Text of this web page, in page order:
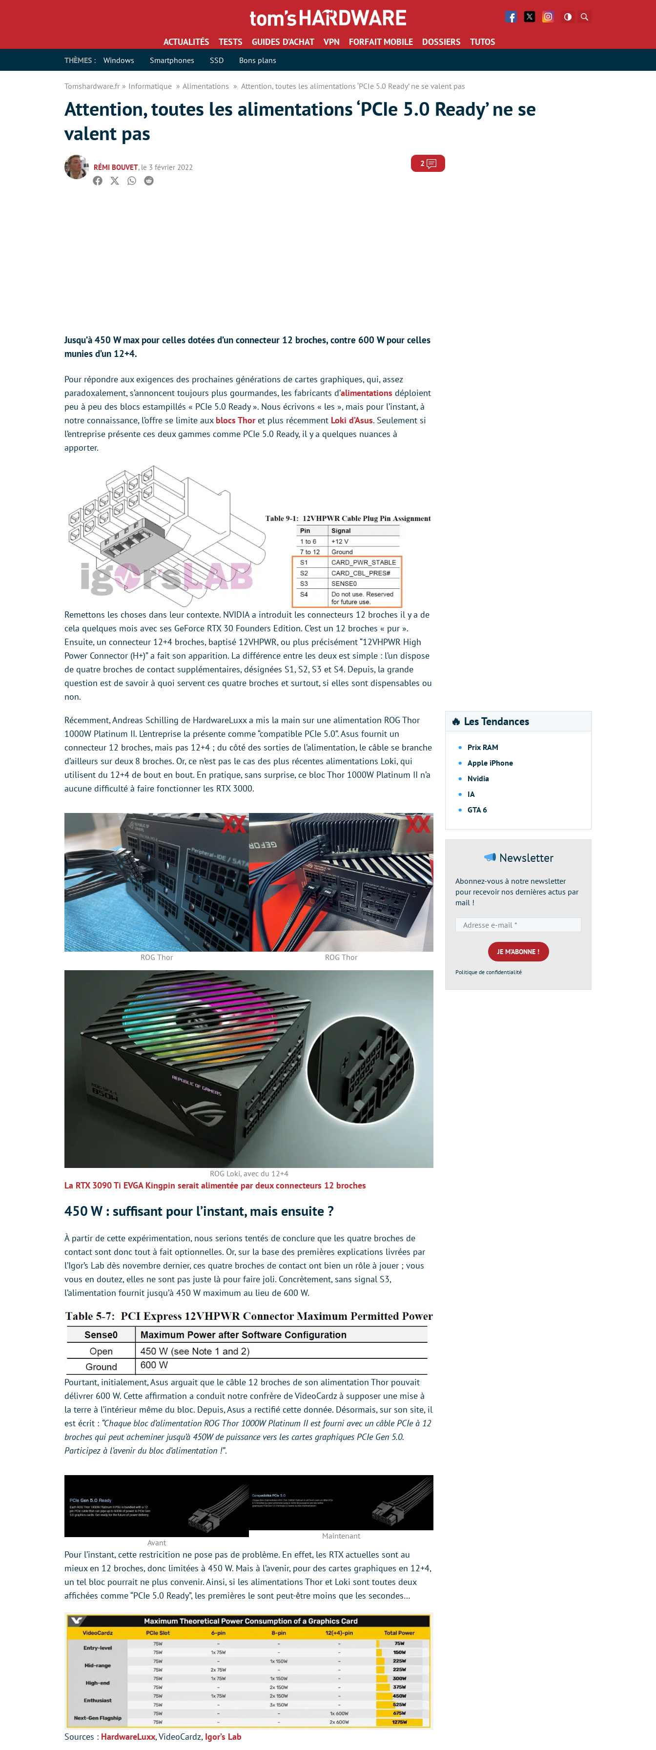
Facebook
Twitter Facebook
ACTUALITÉS TESTS GUIDES D’ACHAT VPN FORFAIT MOBILE DOSSIERS TUTOS
THÈMES : Windows Smartphones SSD Bons plans
Tomshardware.fr Informatique Alimentations Attention, toutes les alimentations ‘PCIe 5.0 Ready’ ne se valent pas
Attention, toutes les alimentations ‘PCIe 5.0 Ready’ ne se
valent pas
RÉMI BOUVET, le 3 février 2022 2 Commentaires
Facebook
TwitterWhatsapp
Reddit
Jusqu’à 450 W max pour celles dotées d’un connecteur 12 broches, contre 600 W pour celles
munies d’un 12+4.
Pour répondre aux exigences des prochaines générations de cartes graphiques, qui, assez
paradoxalement, s’annoncent toujours plus gourmandes, les fabricants d’alimentations déploient
peu à peu des blocs estampillés « PCIe 5.0 Ready ». Nous écrivons « les », mais pour l’instant, à
notre connaissance, l’offre se limite aux blocs Thoret plus récemment Loki d’Asus. Seulement si
l’entreprise présente ces deux gammes comme PCIe 5.0 Ready, il y a quelques nuances à
apporter.
Remettons les choses dans leur contexte. NVIDIA a introduit les connecteurs 12 broches il y a de
cela quelques mois avec ses GeForce RTX 30 Founders Edition. C’est un 12 broches « pur ».
Ensuite, un connecteur 12+4 broches, baptisé 12VHPWR, ou plus précisément “12VHPWR High
Power Connector (H+)” a fait son apparition. La différence entre les deux est simple : l’un dispose
de quatre broches de contact supplémentaires, désignées S1, S2, S3 et S4. Depuis, la grande
question est de savoir à quoi servent ces quatre broches et surtout, si elles sont dispensables ou
non.
Récemment, Andreas Schilling de HardwareLuxx a mis la main sur une alimentation ROG Thor
1000W Platinum II. L’entreprise la présente comme “compatible PCIe 5.0”. Asus fournit un
connecteur 12 broches, mais pas 12+4 ; du côté des sorties de l’alimentation, le câble se branche
d’ailleurs sur deux 8 broches. Or, ce n’est pas le cas des plus récentes alimentations Loki, qui
utilisent du 12+4 de bout en bout. En pratique, sans surprise, ce bloc Thor 1000W Platinum II n’a
aucune difficulté à faire fonctionner les RTX 3000.
ROG Thor ROG Thor
ROG Loki, avec du 12+4
La RTX 3090 Ti EVGA Kingpin serait alimentée par deux connecteurs 12 broches
450 W : suffisant pour l’instant, mais ensuite ?
À partir de cette expérimentation, nous serions tentés de conclure que les quatre broches de
contact sont donc tout à fait optionnelles. Or, sur la base des premières explications livrées par
l’Igor’s Lab dès novembre dernier, ces quatre broches de contact ont bien un rôle à jouer ; vous
vous en doutez, elles ne sont pas juste là pour faire joli. Concrètement, sans signal S3,
l’alimentation fournit jusqu’à 450 W maximum au lieu de 600 W.
Pourtant, initialement, Asus arguait que le câble 12 broches de son alimentation Thor pouvait
délivrer 600 W. Cette affirmation a conduit notre confrère de VideoCardz à supposer une mise à
la terre à l’intérieur même du bloc. Depuis, Asus a rectifié cette donnée. Désormais, sur son site, il
est écrit : “Chaque bloc d’alimentation ROG Thor1000W Platinum II est fourni avec un câble PCIe à 12
broches qui peut acheminer jusqu’à 450W de puissance vers les cartes graphiques PCIe Gen 5.0.
Participez à l’avenir du bloc d’alimentation !”.
Avant
Maintenant
Pour l’instant, cette restricition ne pose pas de problème. En effet, les RTX actuelles sont au
mieux en 12 broches, donc limitées à 450 W. Mais à l’avenir, pour des cartes graphiques en 12+4,
un tel bloc pourrait ne plus convenir. Ainsi, si les alimentations Thor et Loki sont toutes deux
affichées comme “PCIe 5.0 Ready”, les premières le sont peut-être moins que les secondes…
Sources : HardwareLuxx, VideoCardz, Igor’s Lab
🔥 Les Tendances
Prix RAM
Apple iPhone
Nvidia
IA
GTA 6
Newsletter
Abonnez-vous à notre newsletter
pour recevoir nos dernières actus par
mail !
e-
mail
*
Politique de confidentialité